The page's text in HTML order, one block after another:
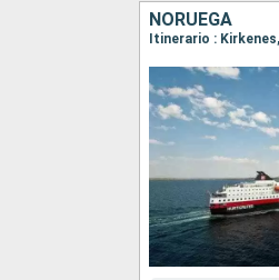
NORUEGA